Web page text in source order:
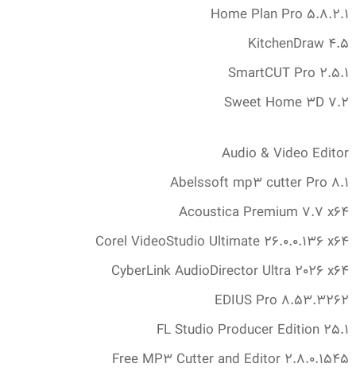
Home Plan Pro 5.‎8.‎2.‎1
KitchenDraw 4.‎5
SmartCUT Pro 2.‎5.‎1
Sweet Home 3D 7.‎2
Audio & Video Editor
Abelssoft mp3 cutter Pro 8.‎1
Acoustica Premium 7.‎7 x64
Corel VideoStudio Ultimate 26.‎0.‎0.‎136 x64
CyberLink AudioDirector Ultra 2026 x64
EDIUS Pro 8.‎53.‎3262
FL Studio Producer Edition 25.‎1
Free MP3 Cutter and Editor 2.‎8.‎0.‎1545